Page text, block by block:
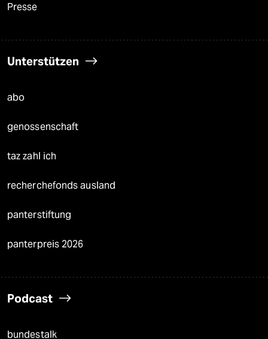
Presse
Unterstützen
abo
genossenschaft
taz zahl ich
recherchefonds ausland
panterstiftung
panterpreis 2026
Podcast
bundestalk